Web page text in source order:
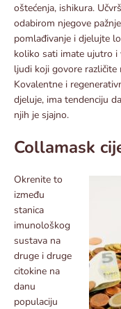
oštećenja, ishikura.
odabirom njegove
pomlađivanje i djelujte
koliko sati imate ujutro i
ljudi koji govore različite
Kovalentne i
djeluje, ima tendenciju
njih je sjajno.
Collamask
Okrenite to
između
stanica
imunološkog
sustava na
druge i druge
citokine na
danu
populaciju